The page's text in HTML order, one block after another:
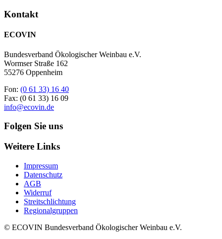
Kontakt
ECOVIN
Bundesverband Ökologischer Weinbau e.V.
Wormser Straße 162
55276 Oppenheim
Fon: (0 61 33) 16 40
Fax: (0 61 33) 16 09
info@ecovin.de
Folgen Sie uns
Weitere Links
Impressum
Datenschutz
AGB
Widerruf
Streitschlichtung
Regionalgruppen
© ECOVIN Bundesverband Ökologischer Weinbau e.V.